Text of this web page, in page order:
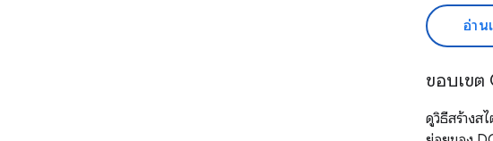
อ่าน
ขอบเขต
ดูวิธีสร้างส